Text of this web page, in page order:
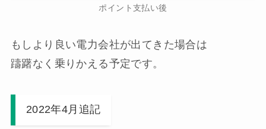
ポイント支払い後
もしより良い電力会社が出てきた場合は
躊躇なく乗りかえる予定です。
2022年4月追記